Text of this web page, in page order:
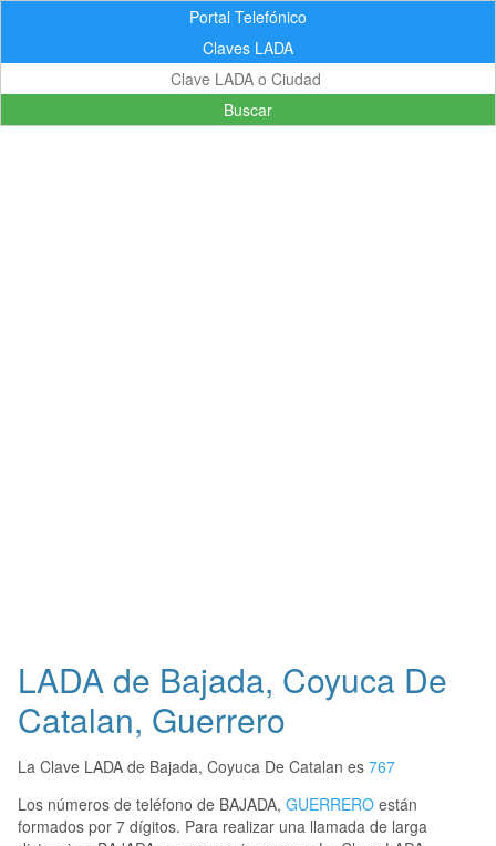
Portal Telefónico
Claves LADA
Buscar
LADA de Bajada, Coyuca De
Catalan, Guerrero
La Clave LADA de Bajada, Coyuca De Catalan es 767
Los números de teléfono de BAJADA, GUERRERO están
formados por 7 dígitos. Para realizar una llamada de larga